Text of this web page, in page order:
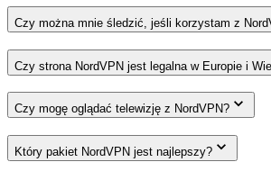
Czy można mnie śledzić, jeśli korzystam z
Czy strona NordVPN jest legalna w Europie i
Czy mogę oglądać telewizję z NordVPN?
Który pakiet NordVPN jest najlepszy?